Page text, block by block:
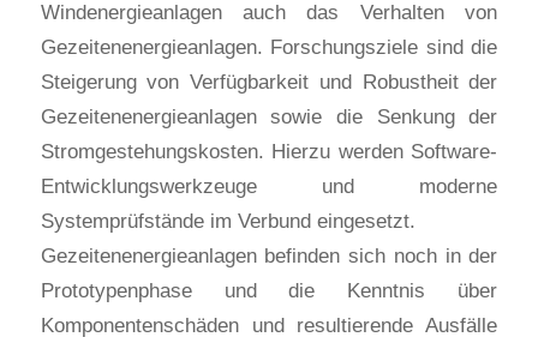
Windenergieanlagen auch das Verhalten von
Gezeitenenergieanlagen. Forschungsziele sind die
Steigerung von Verfügbarkeit und Robustheit der
Gezeitenenergieanlagen sowie die Senkung der
Stromgestehungskosten. Hierzu werden Software-
Entwicklungswerkzeuge und moderne
Systemprüfstände im Verbund eingesetzt.
Gezeitenenergieanlagen befinden sich noch in der
Prototypenphase und die Kenntnis über
Komponentenschäden und resultierende Ausfälle